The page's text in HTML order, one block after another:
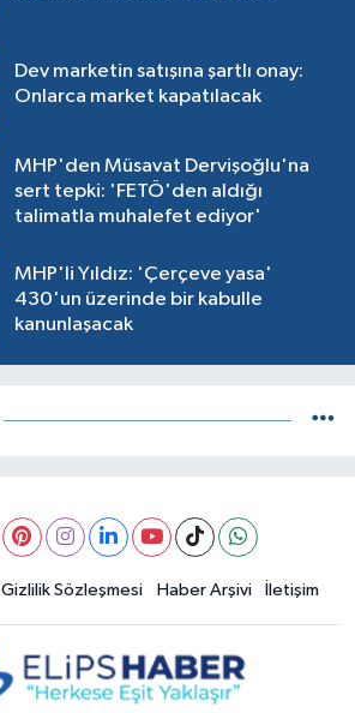
Dev marketin satışına şartlı onay:
Onlarca market kapatılacak
MHP'den Müsavat Dervişoğlu'na
sert tepki: 'FETÖ'den aldığı
talimatla muhalefet ediyor'
MHP'li Yıldız: 'Çerçeve yasa'
430'un üzerinde bir kabulle
kanunlaşacak
Gizlilik Sözleşmesi Haber Arşivi İletişim